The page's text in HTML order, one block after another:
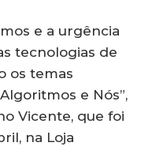
e a urgência
tecnologias de
os temas
e Nós”,
Vicente, que foi
na Loja